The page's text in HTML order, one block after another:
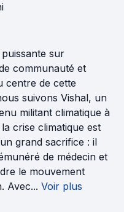
sur
communauté et
centre de cette
suivons Vishal, un
militant climatique à
crise climatique est
grand sacrifice : il
de médecin et
le mouvement
Avec... Voir plus